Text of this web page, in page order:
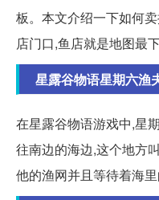
板。本文介绍一下如何
店门口,鱼店就是地图最
星露谷物语星期六渔
在星露谷物语游戏中,星
往南边的海边,这个地方
他的渔网并且等待着海里